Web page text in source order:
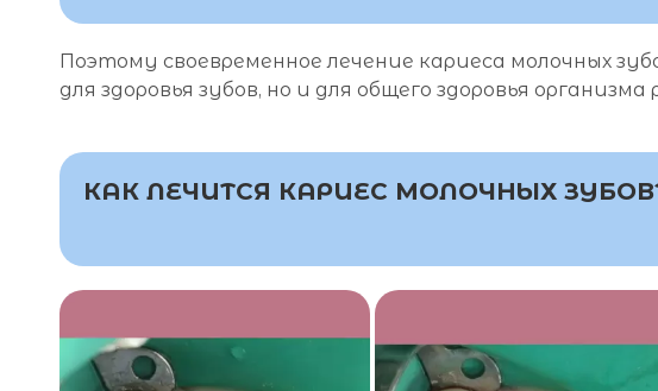
Поэтому своевременное лечение кариеса молочных
для здоровья зубов, но и для общего здоровья организма
КАК ЛЕЧИТСЯ КАРИЕС МОЛОЧНЫХ